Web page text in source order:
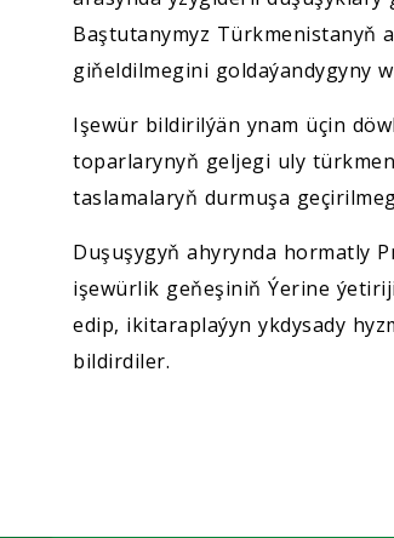
Baştutanymyz Türkmenistanyň
giňeldilmegini goldaýandygyny
Işewür bildirilýän ynam üçin
toparlarynyň geljegi uly
taslamalaryň durmuşa
Duşuşygyň ahyrynda hormatly
işewürlik geňeşiniň Ýerine
edip, ikitaraplaýyn ykdysady
bildirdiler.